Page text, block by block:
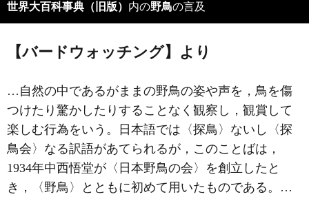
世界大百科事典（旧版） 内の野鳥の言及
【バードウォッチング】より
…自然の中であるがままの野鳥の姿や声を，鳥を傷
つけたり驚かしたりすることなく観察し，観賞して
楽しむ行為をいう。日本語では〈探鳥〉ないし〈探
鳥会〉なる訳語があてられるが，このことばは，
1934年中西悟堂が〈日本野鳥の会〉を創立したと
き，〈野鳥〉とともに初めて用いたものである。…